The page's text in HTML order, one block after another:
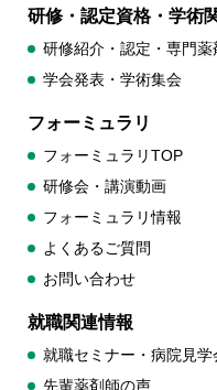
研修・認定資格・学術
研修紹介・認定・専門薬
学会発表・学術集会
フォーミュラリ
フォーミュラリTOP
研修会・講演動画
フォーミュラリ情報
よくあるご質問
お問い合わせ
就職関連情報
就職セミナー・病院見
先輩薬剤師の声